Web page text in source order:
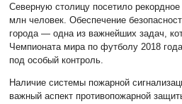
Северную столицу посетило
млн человек. Обеспечение
города — одна из важнейших задач,
Чемпионата мира по футболу 2018
под особый контроль.
Наличие системы пожарной
важный аспект противопожарной